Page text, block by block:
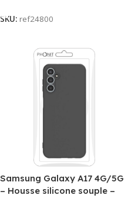
SKU: ref24800
Samsung Galaxy A17 4G/5G
– Housse silicone souple –